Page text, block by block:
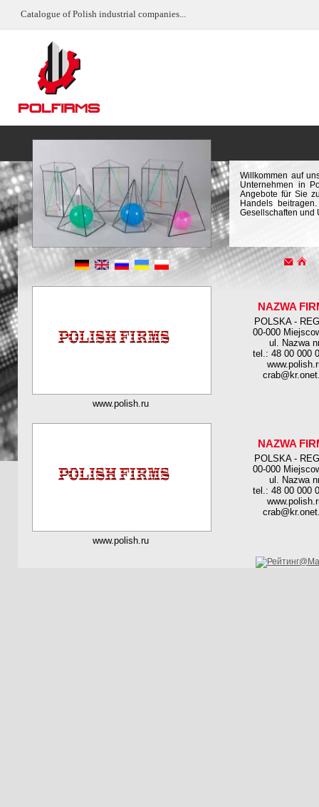
Catalogue of Polish industrial companies...
Willkommen auf
Unternehmen in
Angebote für Sie
Handels
Gesellschaften und
NAZWA
POLSKA -
00-000
ul. Nazwa
tel.: 48 00 000
www.polish.ru
NAZWA
POLSKA -
00-000
ul. Nazwa
tel.: 48 00 000
www.polish.ru